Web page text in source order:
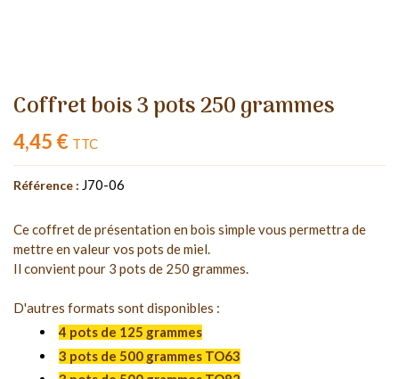
Coffret bois 3 pots 250 grammes
4,45 € TTC
Référence : J70-06
Ce coffret de présentation en bois simple vous permettra de
mettre en valeur vos pots de miel.
Il convient pour 3 pots de 250 grammes.
D'autres formats sont disponibles :
4 pots de 125 grammes
3 pots de 500 grammes TO63